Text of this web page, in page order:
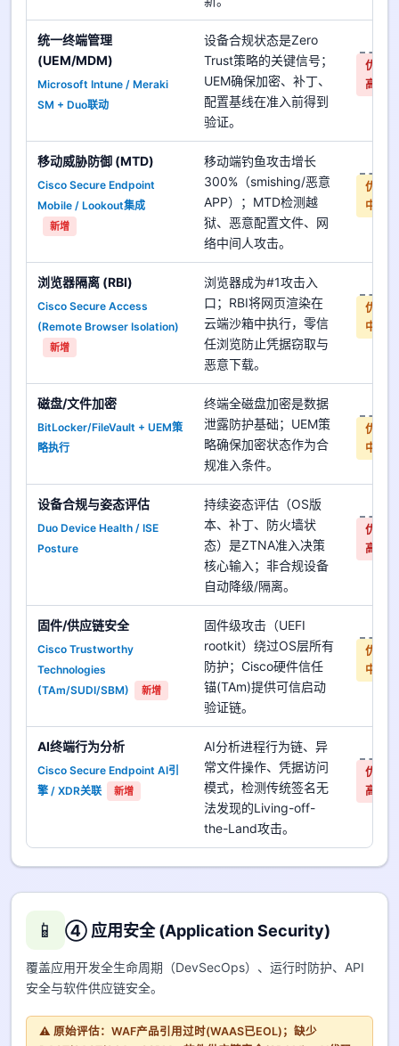
统一终端管理
(UEM/MDM)
Microsoft Intune / Meraki
SM + Duo联动
设备合规状态是Zero
Trust策略的关键信号；
UEM确保加密、补丁、
配置基线在准入前得到
验证。
优先
高
移动威胁防御 (MTD)
Cisco Secure Endpoint
Mobile / Lookout集成
新增
移动端钓鱼攻击增长
300%（smishing/恶意
APP）；MTD检测越
狱、恶意配置文件、网
络中间人攻击。
优先
中
浏览器隔离 (RBI)
Cisco Secure Access
(Remote Browser Isolation)
新增
浏览器成为#1攻击入
口；RBI将网页渲染在
云端沙箱中执行，零信
任浏览防止凭据窃取与
恶意下载。
优先
中
磁盘/文件加密
BitLocker/FileVault + UEM策
略执行
终端全磁盘加密是数据
泄露防护基础；UEM策
略确保加密状态作为合
规准入条件。
优先
中
设备合规与姿态评估
Duo Device Health / ISE
Posture
持续姿态评估（OS版
本、补丁、防火墙状
态）是ZTNA准入决策
核心输入；非合规设备
自动降级/隔离。
优先
高
固件/供应链安全
Cisco Trustworthy
Technologies
(TAm/SUDI/SBM)
新增
固件级攻击（UEFI
rootkit）绕过OS层所有
防护；Cisco硬件信任
锚(TAm)提供可信启动
验证链。
优先
中
AI终端行为分析
Cisco Secure Endpoint AI引
擎 / XDR关联
新增
AI分析进程行为链、异
常文件操作、凭据访问
模式，检测传统签名无
法发现的Living-off-
the-Land攻击。
优先
高
📱 ④ 应用安全 (Application Security)
覆盖应用开发全生命周期（DevSecOps）、运行时防护、API
安全与软件供应链安全。
⚠️ 原始评估：WAF产品引用过时(WAAS已EOL)；缺少